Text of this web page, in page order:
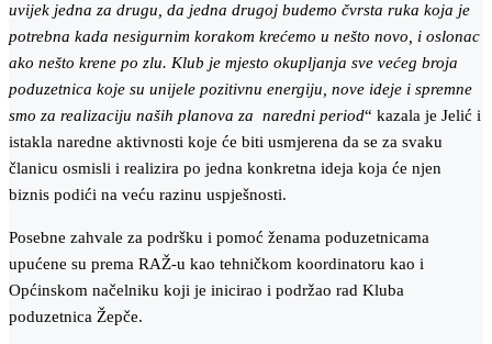
uvijek jedna za drugu, da jedna drugoj budemo čvrsta ruka koja je
potrebna kada nesigurnim korakom krećemo u nešto novo, i oslonac
ako nešto krene po zlu. Klub je mjesto okupljanja sve većeg broja
poduzetnica koje su unijele pozitivnu energiju, nove ideje i spremne
smo za realizaciju naših planova za naredni period“ kazala je Jelić i
istakla naredne aktivnosti koje će biti usmjerena da se za svaku
članicu osmisli i realizira po jedna konkretna ideja koja će njen
biznis podići na veću razinu uspješnosti.
Posebne zahvale za podršku i pomoć ženama poduzetnicama
upućene su prema RAŽ-u kao tehničkom koordinatoru kao i
Općinskom načelniku koji je inicirao i podržao rad Kluba
poduzetnica Žepče.